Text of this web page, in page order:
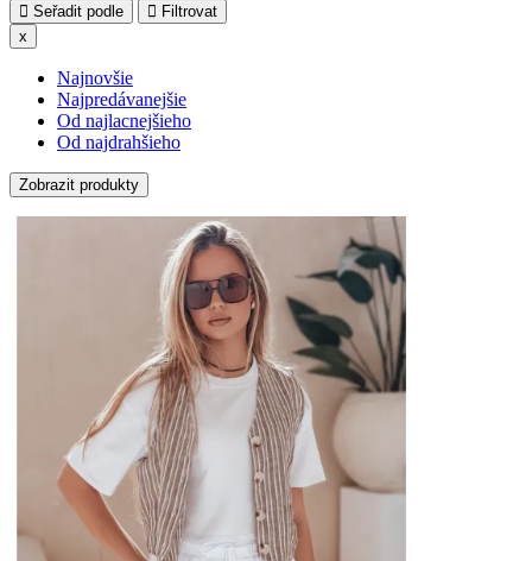
Seřadit podle
Filtrovat
x
Najnovšie
Najpredávanejšie
Od najlacnejšieho
Od najdrahšieho
Zobrazit produkty